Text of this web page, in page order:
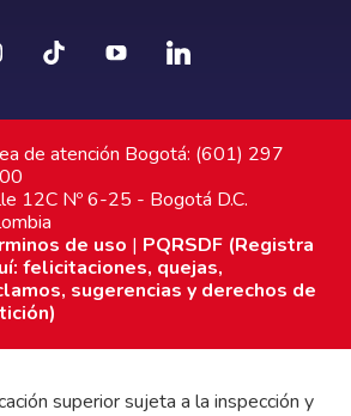
de atención Bogotá: (601) 297
12C Nº 6-25 - Bogotá D.C.
de uso | PQRSDF (Registra
felicitaciones, quejas,
sugerencias y derechos de
superior sujeta a la inspección y